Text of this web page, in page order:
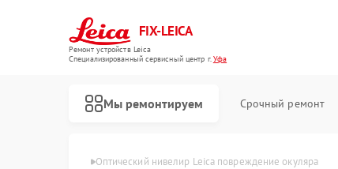
FIX-LEICA
Ремонт устройств Leica
Специализированный cервисный центр г.Уфа
Мы ремонтируем Срочный ремонт
Оптический нивелир Leica повреждение окуляра